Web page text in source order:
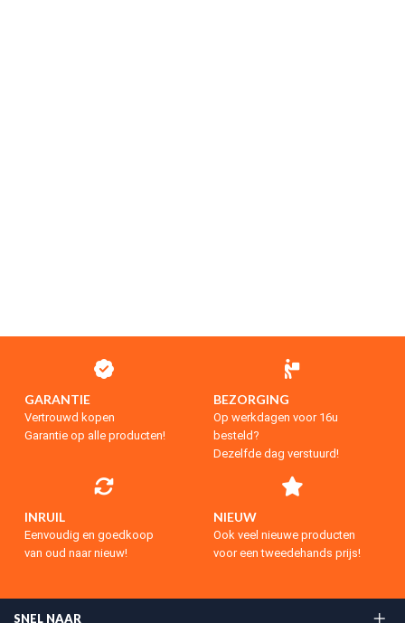
GARANTIE
Vertrouwd kopen
Garantie op alle producten!
BEZORGING
Op werkdagen voor 16u
besteld?
Dezelfde dag verstuurd!
INRUIL
Eenvoudig en goedkoop
van oud naar nieuw!
NIEUW
Ook veel nieuwe producten
voor een tweedehands prijs!
SNEL NAAR